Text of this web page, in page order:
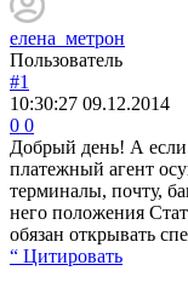
елена_метрон
Пользователь
#1
10:30:27 09.12.2014
0 0
Добрый день! А
платежный агент
терминалы, почту,
него положения
обязан открывать
“ Цитировать